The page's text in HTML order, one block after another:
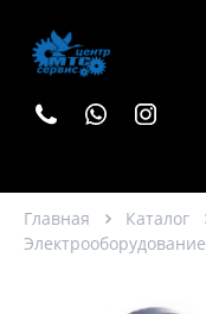
Главная Каталог
Электрооборудование